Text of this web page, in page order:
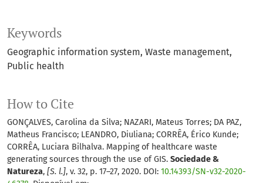
Keywords
Geographic information system Waste management
Public health
How to Cite
GONÇALVES, Carolina da Silva; NAZARI, Mateus Torres; DA PAZ,
Matheus Francisco; LEANDRO, Diuliana; CORRÊA, Érico Kunde;
CORRÊA, Luciara Bilhalva. Mapping of healthcare waste
generating sources through the use of GIS. Sociedade &
Natureza, [S. l.], v. 32, p. 17–27, 2020. DOI: 10.14393/SN-v32-2020-